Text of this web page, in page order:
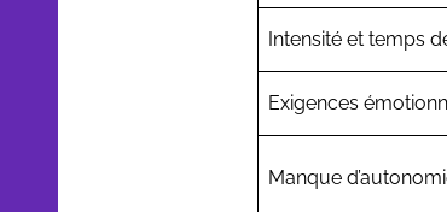
Intensité et temps
Exigences
Manque